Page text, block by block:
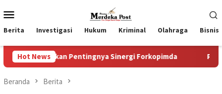
ke
kontenMobile
Berita Investigasi Hukum Kriminal Olahraga Bisnis
Hot News
Pentingnya Sinergi Forkopimda Progres
Beranda Berita